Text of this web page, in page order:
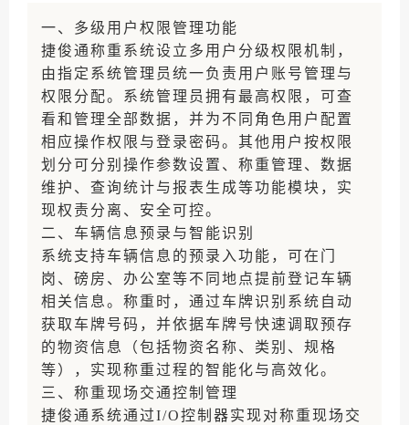
一、多级用户权限管理功能
捷俊通称重系统设立多用户分级权限机制，
由指定系统管理员统一负责用户账号管理与
权限分配。系统管理员拥有最高权限，可查
看和管理全部数据，并为不同角色用户配置
相应操作权限与登录密码。其他用户按权限
划分可分别操作参数设置、称重管理、数据
维护、查询统计与报表生成等功能模块，实
现权责分离、安全可控。
二、车辆信息预录与智能识别
系统支持车辆信息的预录入功能，可在门
岗、磅房、办公室等不同地点提前登记车辆
相关信息。称重时，通过车牌识别系统自动
获取车牌号码，并依据车牌号快速调取预存
的物资信息（包括物资名称、类别、规格
等），实现称重过程的智能化与高效化。
三、称重现场交通控制管理
捷俊通系统通过I/O控制器实现对称重现场交